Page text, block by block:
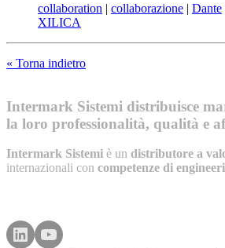
collaboration | collaborazione | Dante
XILICA
« Torna indietro
Intermark Sistemi distribuisce
la loro professionalità, qualità e
Intermark Sistemi è un distributore a
internazionali con competenze di